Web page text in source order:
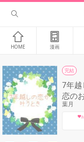
HOME 漫画
完結
7年
恋の
葉月